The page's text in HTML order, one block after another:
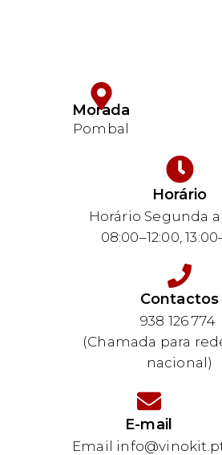
Morada
Pombal
Horário
Horário Segunda
08:00–12:00,
Contactos
938 126 774
(Chamada para
nacional)
E-mail
Email